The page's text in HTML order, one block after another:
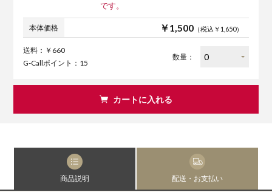
です。
本体価格 ￥1,500（税込￥1,650）
送料：￥660
G-Callポイント：15
数量：
カートに入れる
商品説明 配送・お支払い